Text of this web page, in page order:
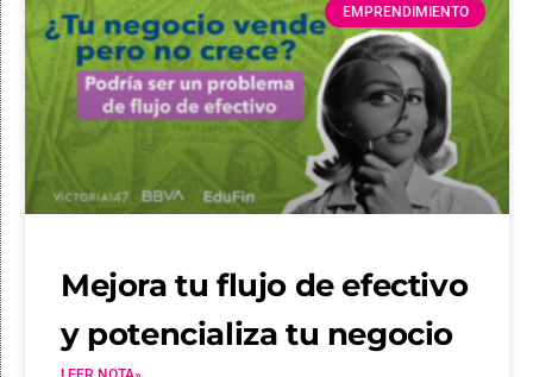
EMPRENDIMIENTO
Mejora tu flujo de efectivo
y potencializa tu negocio